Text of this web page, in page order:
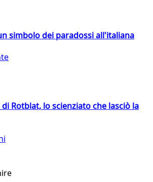
simbolo dei paradossi all'italiana
Rotblat, lo scienziato che lasciò la